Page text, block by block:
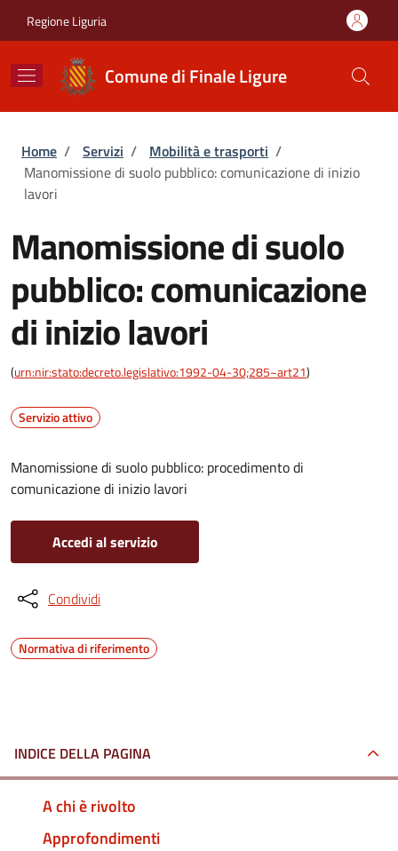
Regione Liguria
Comune di Finale Ligure
Briciole di pane
Home / Servizi / Mobilità e trasporti /
Manomissione di suolo pubblico: comunicazione di inizio
lavori
Manomissione di suolo
pubblico: comunicazione
di inizio lavori
(urn:nir:stato:decreto.legislativo:1992-04-30;285~art21)
Servizio attivo
Manomissione di suolo pubblico: procedimento di
comunicazione di inizio lavori
Accedi al servizio
Condividi
Normativa di riferimento
INDICE DELLA PAGINA
A chi è rivolto
Approfondimenti